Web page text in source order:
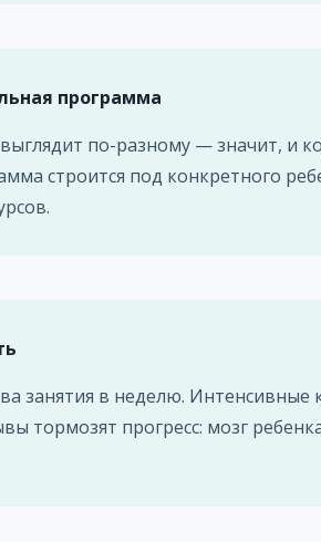
программа
по-разному — значит, и
строится под конкретного
занятия в неделю. Интенсивные
тормозят прогресс: мозг